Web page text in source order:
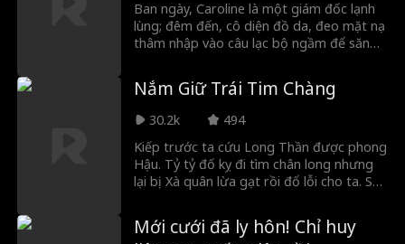
Ban ngày, Caroline là một giám đốc lạnh
lùng; đêm đến, cô diện đồ da, đeo mặt nạ
thâm nhập vào câu lạc bộ ngầm để săn
chàng quý tộc trẻ bí ẩn đã khơi dậy
những khát khao cô từng chôn giấu—để
rồi vài ngày sau, anh ta bất ngờ xuất hiện
dưới vỏ bọc 'thực tập sinh' mới tại công ty
cô. Liệu anh là đồng minh... hay là mối
nguy tiếp theo?
Nắm Giữ Trái Tim Chàng
30.2k
494
Kiếp trước ta cứu Long Thần được phong
Hậu. Tỷ tỷ đố kỵ đi tìm chân long nhưng
lại bị Xà quân lừa gạt rồi đổ lỗi cho ta. Sau
Thần. Ta vui vẻ nhường luôn cơ hội, vì kiếp
này ta muốn sống một cuộc đời phóng
Mới cưới đã ly hôn! Chỉ huy